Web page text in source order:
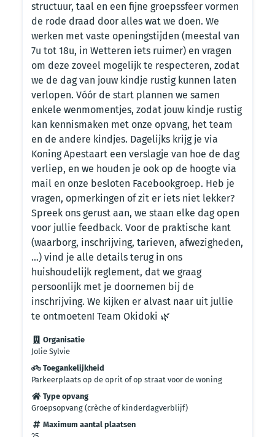
structuur, taal en een fijne groepssfeer vormen
de rode draad door alles wat we doen. We
werken met vaste openingstijden (meestal van
7u tot 18u, in Wetteren iets ruimer) en vragen
om deze zoveel mogelijk te respecteren, zodat
we de dag van jouw kindje rustig kunnen laten
verlopen. Vóór de start plannen we samen
enkele wenmomentjes, zodat jouw kindje rustig
kan kennismaken met onze opvang, het team
en de andere kindjes. Dagelijks krijg je via
Koning Apestaart een verslagje van hoe de dag
verliep, en we houden je ook op de hoogte via
mail en onze besloten Facebookgroep. Heb je
vragen, opmerkingen of zit er iets niet lekker?
Spreek ons gerust aan, we staan elke dag open
voor jullie feedback. Voor de praktische kant
(waarborg, inschrijving, tarieven, afwezigheden,
…) vind je alle details terug in ons
huishoudelijk reglement, dat we graag
persoonlijk met je doornemen bij de
inschrijving. We kijken er alvast naar uit jullie
te ontmoeten! Team Okidoki 🌿
Organisatie
Jolie Sylvie
Toegankelijkheid
Parkeerplaats op de oprit of op straat voor de woning
Type opvang
Groepsopvang (crèche of kinderdagverblijf)
Maximum aantal plaatsen